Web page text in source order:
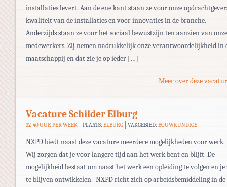
installaties levert. Aan de ene kant staan ze voor onze
kwaliteit van de installaties en voor innovaties in de branche.
Anderzijds staan ze voor het sociaal bewustzijn ten aanzien van onze
medewerkers. Zij nemen nadrukkelijk onze verantwoordelijkheid in
maatschappij en dat zie je op ieder […]
Meer over deze
Vacature Schilder Elburg
32-40 UUR PER WEEK PLAATS: ELBURG VAKGEBIED:BOUWKUNDIGE
NXPD biedt naast deze vacature meerdere mogelijkheden voor werk.
Wij zorgen dat je voor langere tijd aan het werk bent en blijft. De
mogelijkheid bestaat om naast het werk een opleiding te volgen en je
te blijven ontwikkelen. NXPD richt zich op arbeidsbemiddeling in de